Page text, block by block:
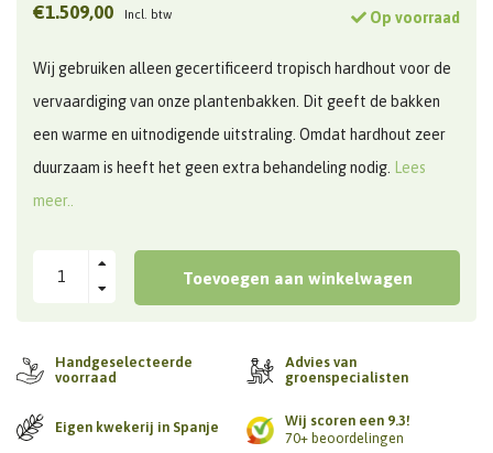
€1.509,00 Incl. btw Op voorraad
Wij gebruiken alleen gecertificeerd tropisch hardhout voor de
vervaardiging van onze plantenbakken. Dit geeft de bakken
een warme en uitnodigende uitstraling. Omdat hardhout zeer
duurzaam is heeft het geen extra behandeling nodig. Lees
meer..
Toevoegen aan winkelwagen
Handgeselecteerde
voorraad
Advies van
groenspecialisten
Eigen kwekerij in Spanje
Wij scoren een 9.3!
70+ beoordelingen